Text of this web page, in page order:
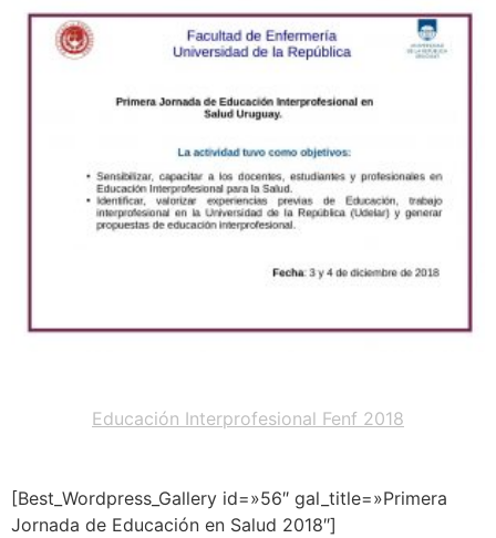
Educación Interprofesional Fenf 2018
[Best_Wordpress_Gallery id=»56″ gal_title=»Primera
Jornada de Educación en Salud 2018″]